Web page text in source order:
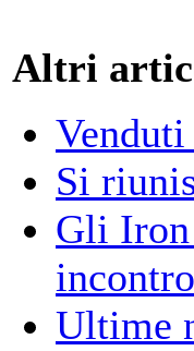
Altri
Si
Gli
Ultime